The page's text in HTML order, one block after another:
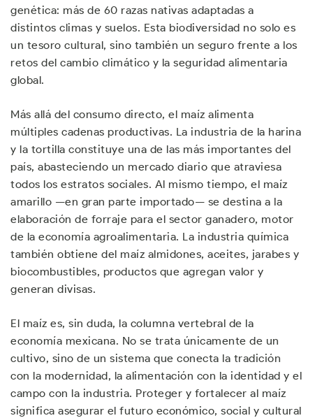
genética: más de 60 razas nativas adaptadas a
distintos climas y suelos. Esta biodiversidad no solo es
un tesoro cultural, sino también un seguro frente a los
retos del cambio climático y la seguridad alimentaria
global.
Más allá del consumo directo, el maíz alimenta
múltiples cadenas productivas. La industria de la harina
y la tortilla constituye una de las más importantes del
país, abasteciendo un mercado diario que atraviesa
todos los estratos sociales. Al mismo tiempo, el maíz
amarillo —en gran parte importado— se destina a la
elaboración de forraje para el sector ganadero, motor
de la economía agroalimentaria. La industria química
también obtiene del maíz almidones, aceites, jarabes y
biocombustibles, productos que agregan valor y
generan divisas.
El maíz es, sin duda, la columna vertebral de la
economía mexicana. No se trata únicamente de un
cultivo, sino de un sistema que conecta la tradición
con la modernidad, la alimentación con la identidad y el
campo con la industria. Proteger y fortalecer al maíz
significa asegurar el futuro económico, social y cultural